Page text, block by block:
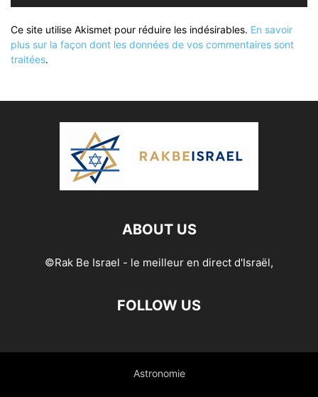
Ce site utilise Akismet pour réduire les indésirables. En savoir
plus sur la façon dont les données de vos commentaires sont
traitées.
ABOUT US
©Rak Be Israel - le meilleur en direct d'Israël,
FOLLOW US
Astronomie